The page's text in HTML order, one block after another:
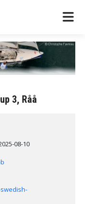
3, Råå
08-10